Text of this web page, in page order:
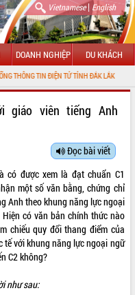
Vietnamese| English
DOANH NGHIỆP DU KHÁCH
TIN ĐIỆN TỬ TỈNH ĐẮK LẮK
giáo viên tiếng Anh
Đọc bài viết
có được xem là đạt chuẩn C1
một số văn bằng, chứng chỉ
Anh theo khung năng lực ngoại
có văn bản chính thức nào
chiếu quy đổi thang điểm của
tế với khung năng lực ngoại ngữ
C2 không?
như sau: